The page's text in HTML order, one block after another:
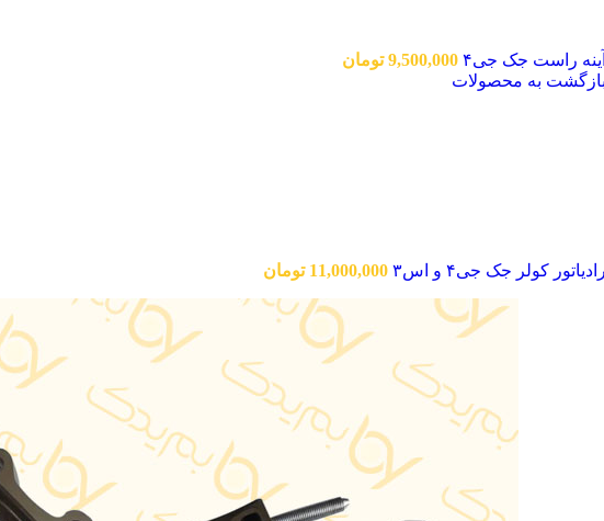
راست جک جی۴ 9,500,000 تومان
به محصولات
کولر جک جی۴ و اس۳ 11,000,000 تومان